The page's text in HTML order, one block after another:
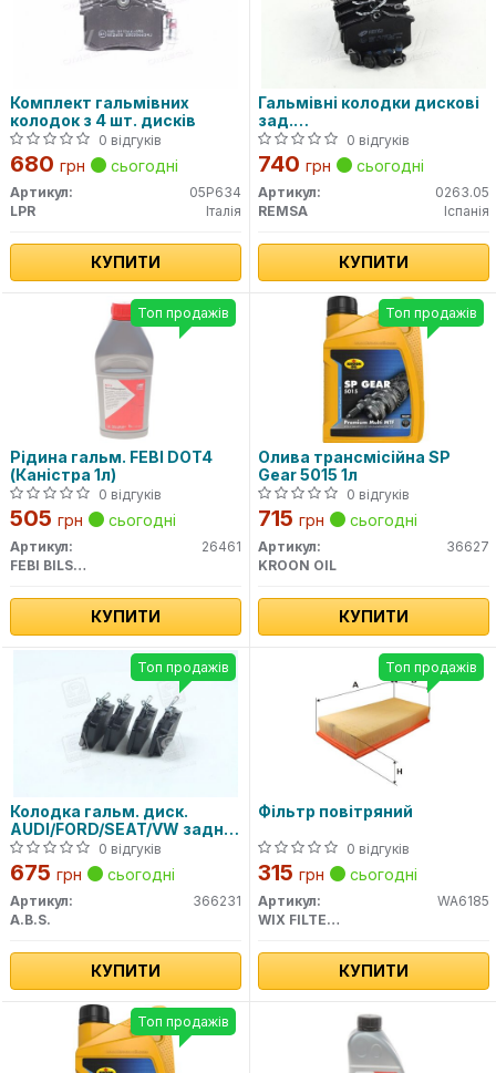
Комплект гальмівних
колодок з 4 шт. дисків
0 відгуків
680 грн сьогодні
Артикул:
05P634
LPR
Італія
КУПИТИ
Гальмівні колодки дискові
зад.
Citroen/Peugeot/Renault/VAG
(17mm)
0 відгуків
740 грн сьогодні
Артикул:
0263.05
REMSA
Іспанія
КУПИТИ
Рідина гальм. FEBI DOT4
(Каністра 1л)
0 відгуків
505 грн сьогодні
Артикул:
26461
FEBI BILSTEIN
КУПИТИ
Топ продажів
Олива трансмісійна SP
Gear 5015 1л
0 відгуків
715 грн сьогодні
Артикул:
36627
KROON OIL
КУПИТИ
Топ продажів
Колодка гальм. диск.
AUDI/FORD/SEAT/VW задн.
(вир-во ABS)0 відгуків
675 грн сьогодні
Артикул:
366231
A.B.S.
КУПИТИ
Топ продажів
Фільтр повітряний
0 відгуків
315 грн сьогодні
Артикул:
WA6185
WIX FILTERS
КУПИТИ
Топ продажів
Топ продажів